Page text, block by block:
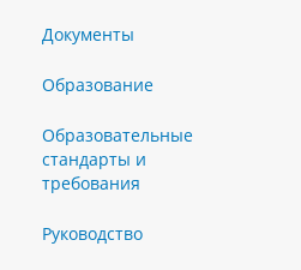
Документы
Образование
Образовательные
стандарты и
требования
Руководство